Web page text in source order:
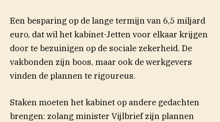
Een besparing op de lange termijn van 6,5 miljard
euro, dat wil het kabinet-Jetten voor elkaar krijgen
door te bezuinigen op de sociale zekerheid. De
vakbonden zijn boos, maar ook de werkgevers
vinden de plannen te rigoureus.
Staken moeten het kabinet op andere gedachten
brengen: zolang minister Vijlbrief zijn plannen